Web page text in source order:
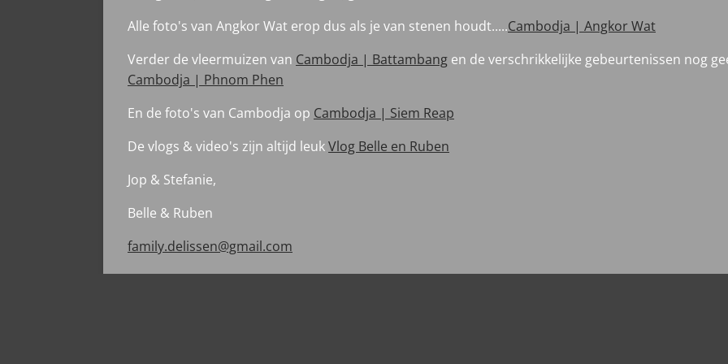
Alle foto's van Angkor Wat erop dus als je van stenen houdt.....Cambodja | Angkor Wat
Verder de vleermuizen van Cambodja | Battambang en de verschrikkelijke gebeurtenissen nog
Cambodja | Phnom Phen
En de foto's van Cambodja op Cambodja | Siem Reap
De vlogs & video's zijn altijd leukVlog Belle en Ruben
Jop & Stefanie,
Belle & Ruben
family.delissen@gmail.com
Whatsapp Stefanie +31 6 24923189